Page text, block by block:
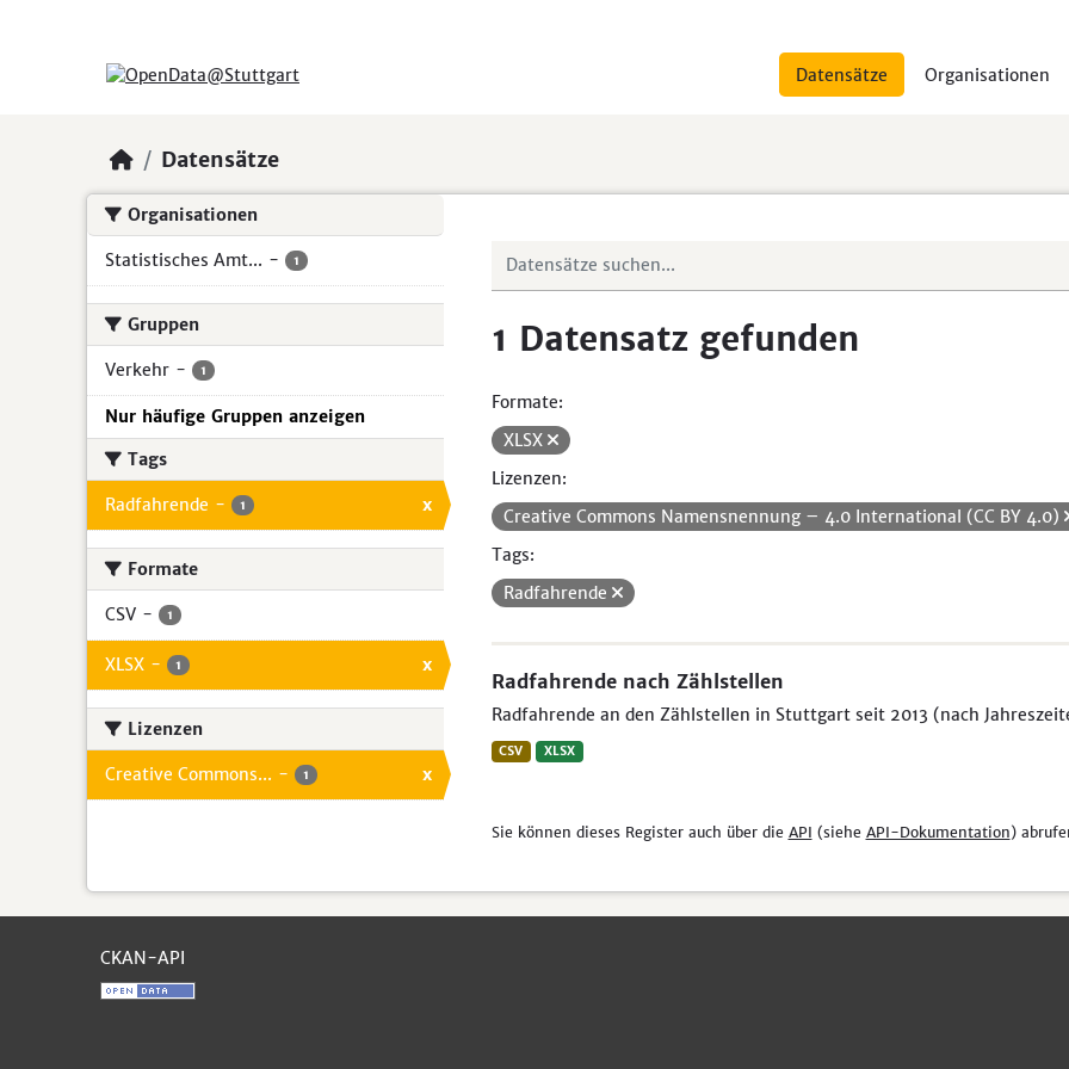
Datensätze Organisationen
Datensätze
Organisationen
Statistisches Amt... - 1
Gruppen
Verkehr - 1
Nur häufige Gruppen anzeigen
Tags
Radfahrende - 1 x
Formate
CSV - 1
XLSX - 1 x
Lizenzen
Creative Commons... - 1 x
1 Datensatz gefunden
Formate:
XLSX
Lizenzen:
Creative Commons Namensnennung – 4.0 International (CC BY 4.0)
Tags:
Radfahrende
Radfahrende nach Zählstellen
Radfahrende an den Zählstellen in Stuttgart seit 2013 (nach
CSV XLSX
Sie können dieses Register auch über die API (siehe API-Dokumentation)
CKAN-API